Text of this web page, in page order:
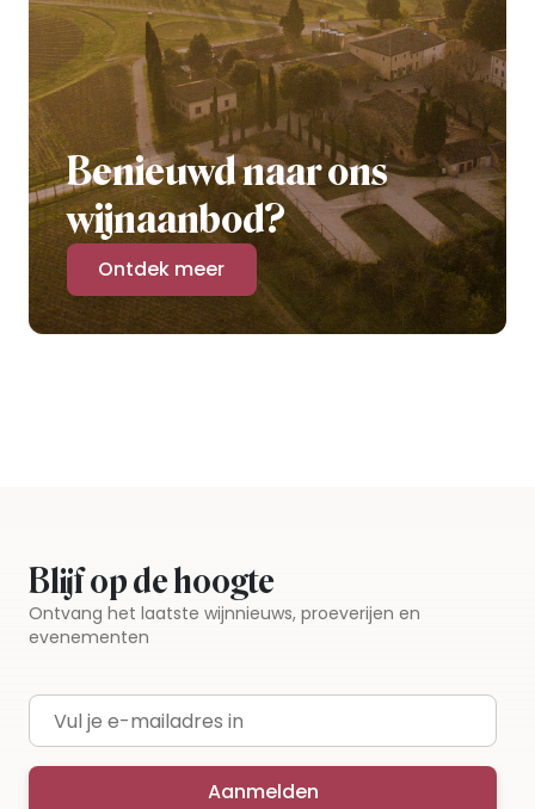
Benieuwd naar ons
wijnaanbod?
Ontdek meer
Blijf op de hoogte
Ontvang het laatste wijnnieuws, proeverijen en
evenementen
E-mailadres
Aanmelden